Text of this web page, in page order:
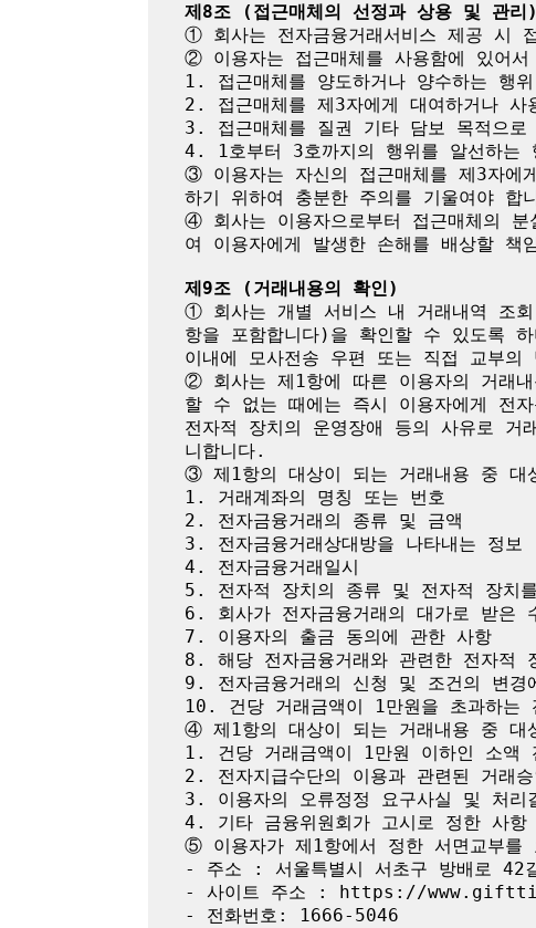
제8조 (접근매체의 선정과 상용 및 관리)
① 회사는 전자금융거래서비스 제공 시
② 이용자는 접근매체를 사용함에 있어
1. 접근매체를 양도하거나 양수하는 행위
2. 접근매체를 제3자에게 대여하거나 사
3. 접근매체를 질권 기타 담보 목적으로
4. 1호부터 3호까지의 행위를 알선하는
③ 이용자는 자신의 접근매체를 제3자에
하기 위하여 충분한 주의를 기울여야 합
④ 회사는 이용자으로부터 접근매체의
여 이용자에게 발생한 손해를 배상할 책
제9조 (거래내용의 확인)
① 회사는 개별 서비스 내 거래내역 조
항을 포함합니다)을 확인할 수 있도록
이내에 모사전송 우편 또는 직접 교부의
② 회사는 제1항에 따른 이용자의 거래
할 수 없는 때에는 즉시 이용자에게 전
전자적 장치의 운영장애 등의 사유로 거
니합니다.
③ 제1항의 대상이 되는 거래내용 중 대
1. 거래계좌의 명칭 또는 번호
2. 전자금융거래의 종류 및 금액
3. 전자금융거래상대방을 나타내는 정보
4. 전자금융거래일시
5. 전자적 장치의 종류 및 전자적 장치
6. 회사가 전자금융거래의 대가로 받은
7. 이용자의 출금 동의에 관한 사항
8. 해당 전자금융거래와 관련한 전자적
9. 전자금융거래의 신청 및 조건의 변경
10. 건당 거래금액이 1만원을 초과하는
④ 제1항의 대상이 되는 거래내용 중 대
1. 건당 거래금액이 1만원 이하인 소액
2. 전자지급수단의 이용과 관련된 거래
3. 이용자의 오류정정 요구사실 및 처리
4. 기타 금융위원회가 고시로 정한 사항
⑤ 이용자가 제1항에서 정한 서면교부를
- 주소 : 서울특별시 서초구 방배로
- 사이트 주소 : https://
- 전화번호: 1666-5046